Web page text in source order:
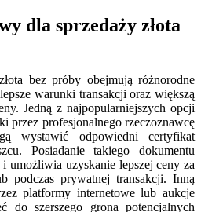
dla sprzedaży złota
bez próby obejmują różnorodne
warunki transakcji oraz większą
Jedną z najpopularniejszych opcji
przez profesjonalnego rzeczoznawcę
wystawić odpowiedni certyfikat
Posiadanie takiego dokumentu
umożliwia uzyskanie lepszej ceny za
podczas prywatnej transakcji. Inną
platformy internetowe lub aukcje
do szerszego grona potencjalnych